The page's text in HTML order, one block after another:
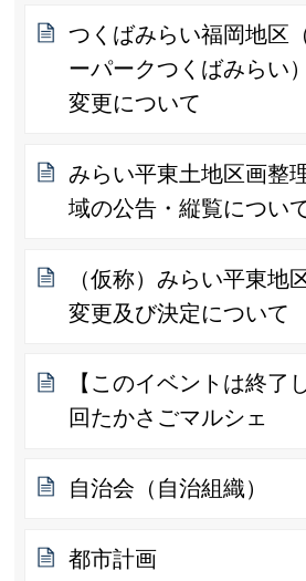
つくばみらい福岡地区
ーパークつくばみらい
変更について
みらい平東土地区画整
域の公告・縦覧につい
（仮称）みらい平東地
変更及び決定について
【このイベントは終了
回たかさごマルシェ
自治会（自治組織）
都市計画